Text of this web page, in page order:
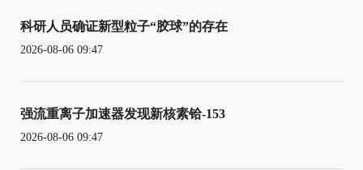
科研人员确证新型粒子“胶球”的存在
2026-08-06 09:47
强流重离子加速器发现新核素铪-153
2026-08-06 09:47